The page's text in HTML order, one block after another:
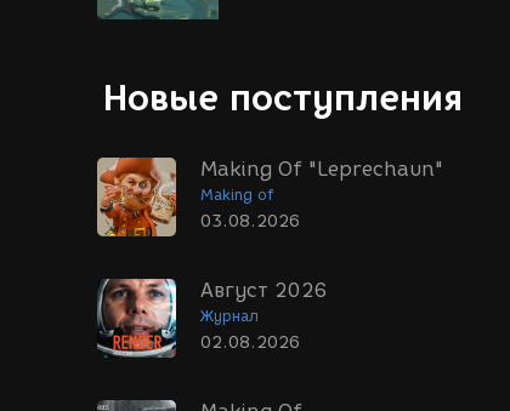
Новые поступления
Making Of "Leprechaun"
Making of
03.08.2026
Август 2026
Журнал
02.08.2026